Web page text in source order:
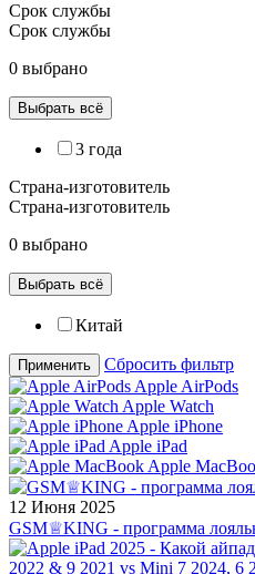
Срок службы
Срок службы
0 выбрано
Выбрать всё
3 года
Страна-изготовитель
Страна-изготовитель
0 выбрано
Выбрать всё
Китай
Применить
Сбросить фильтр
Apple AirPods
Apple Watch
Apple iPhone
Apple iPad
Apple
12 Июня 2025
GSM♕KING - программа